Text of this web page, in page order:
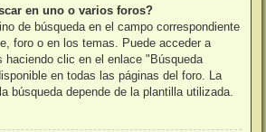
en uno o varios foros?
de búsqueda en el campo correspondiente
foro o en los temas. Puede acceder a
haciendo clic en el enlace "Búsqueda
en todas las páginas del foro. La
búsqueda depende de la plantilla utilizada.